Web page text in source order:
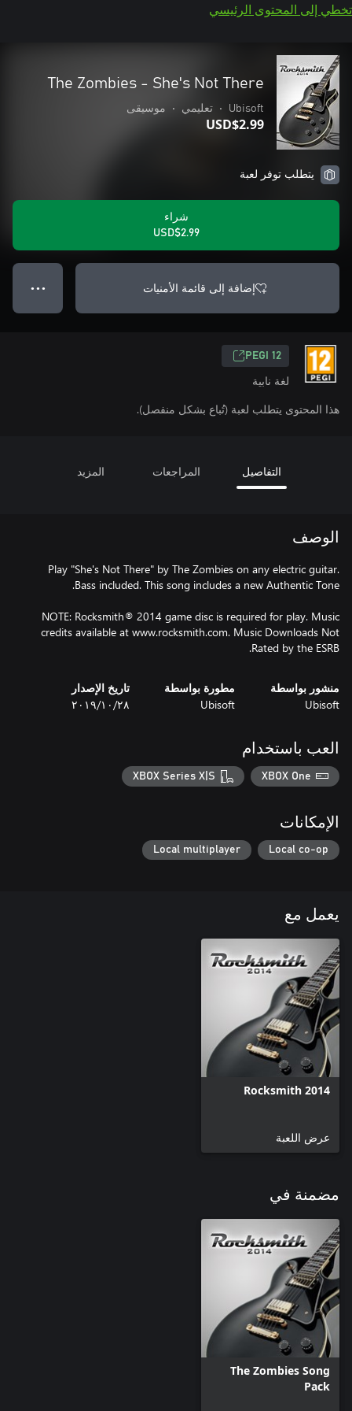
تخطي إلى المحتوى الرئيسي
The Zombies - She's Not There
Ubisoft
• تعليمي • موسيقى
USD$2.99
يتطلب توفر لعبة
شراء
USD$2.99
إضافة إلى قائمة الأمنيات ● ● ●
PEGI 12
لغة نابية
هذا المحتوى يتطلب لعبة (تُباع بشكل منفصل).
التفاصيل المراجعات المزيد
الوصف
Play "She's Not There" by The Zombies on any electric guitar.
NOTE: Rocksmith® 2014 game disc is required for play. Music
credits available at www.rocksmith.com. Music Downloads Not
Rated by the ESRB.
منشور بواسطة
Ubisoft
مطورة بواسطة
Ubisoft
تاريخ الإصدار
٢٨‏/١٠‏/٢٠١٩
العب باستخدام
XBOX One
XBOX Series X|S
الإمكانات
Local co-op
Local multiplayer
يعمل مع
Rocksmith 2014
عرض اللعبة
مضمنة في
The Zombies Song
Pack